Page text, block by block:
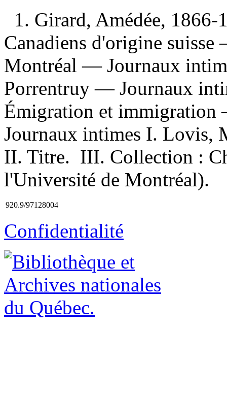
1. Girard, Amédée,
Canadiens d'origine
Montréal — Journaux
Porrentruy — Journaux
Émigration et
Journaux intimes I. Lovis,
II. Titre. III. Collection :
l'Université de Montréal).
920.9/97128004
Confidentialité